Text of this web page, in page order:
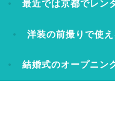
最近では京都でレン
洋装の前撮りで使
結婚式のオープニン